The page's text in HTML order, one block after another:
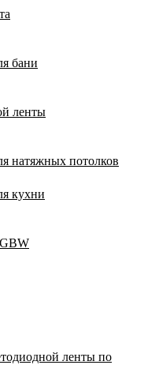
бани
ленты
натяжных потолков
кухни
ленты по